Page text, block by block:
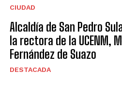
CIUDAD
Alcaldía de San Pedro
la rectora de la UCENM,
Fernández de Suazo
DESTACADA